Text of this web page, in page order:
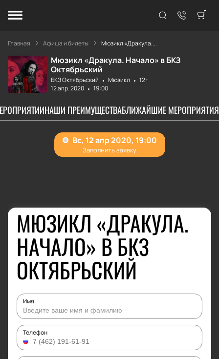
Главная Афиша и билеты Мюзикл «Дракула....
Мюзикл «Дракула. Начало» в БКЗ
Октябрьский
БКЗ Октябрьский Мюзикл
12+
12 апр. 2020
19:00
НАШИ ПРЕИМУЩЕСТВАБЛИЖАЙШИЕ МЕРОПРИЯТИЯ
МЮЗИКЛ «ДРАКУЛА.
НАЧАЛО» В БКЗ
ОКТЯБРЬСКИЙ
Имя
Телефон